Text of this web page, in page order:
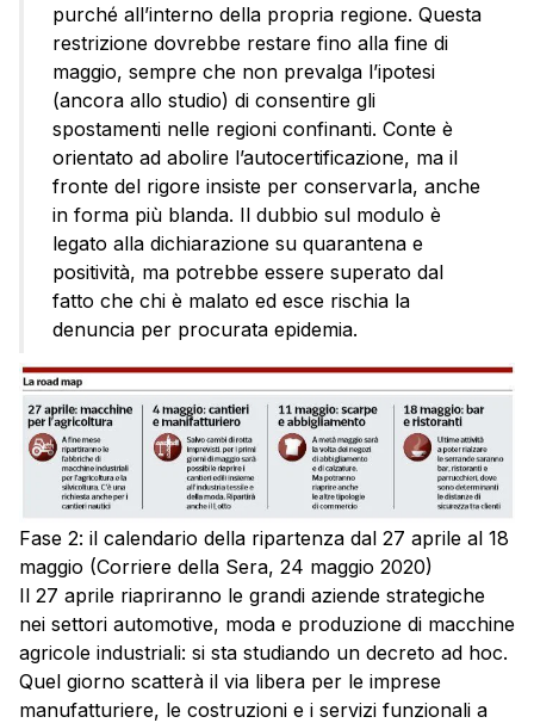
purché all’interno della propria regione. Questa
restrizione dovrebbe restare fino alla fine di
maggio, sempre che non prevalga l’ipotesi
(ancora allo studio) di consentire gli
spostamenti nelle regioni confinanti. Conte è
orientato ad abolire l’autocertificazione, ma il
fronte del rigore insiste per conservarla, anche
in forma più blanda. Il dubbio sul modulo è
legato alla dichiarazione su quarantena e
positività, ma potrebbe essere superato dal
fatto che chi è malato ed esce rischia la
denuncia per procurata epidemia.
Fase 2: il calendario della ripartenza dal 27 aprile al 18
maggio (Corriere della Sera, 24 maggio 2020)
Il 27 aprile riapriranno le grandi aziende strategiche
nei settori automotive, moda e produzione di macchine
agricole industriali: si sta studiando un decreto ad hoc.
Quel giorno scatterà il via libera per le imprese
manufatturiere, le costruzioni e i servizi funzionali a